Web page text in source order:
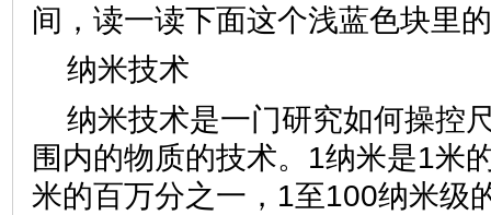
间，读一读下面这个浅蓝色块里
纳米技术
纳米技术是一门研究如何操控
围内的物质的技术。1纳米是1米
米的百万分之一，1至100纳米级